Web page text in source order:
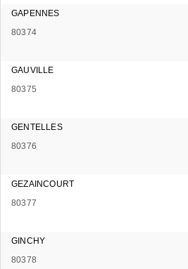
GAPENNES
80374
GAUVILLE
80375
GENTELLES
80376
GEZAINCOURT
80377
GINCHY
80378